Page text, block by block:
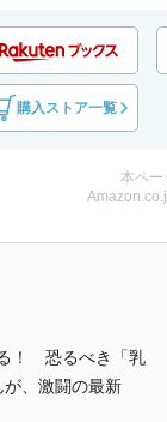
購入ストア一覧
本ペー
！ 恐るべき「乳
、激闘の最新